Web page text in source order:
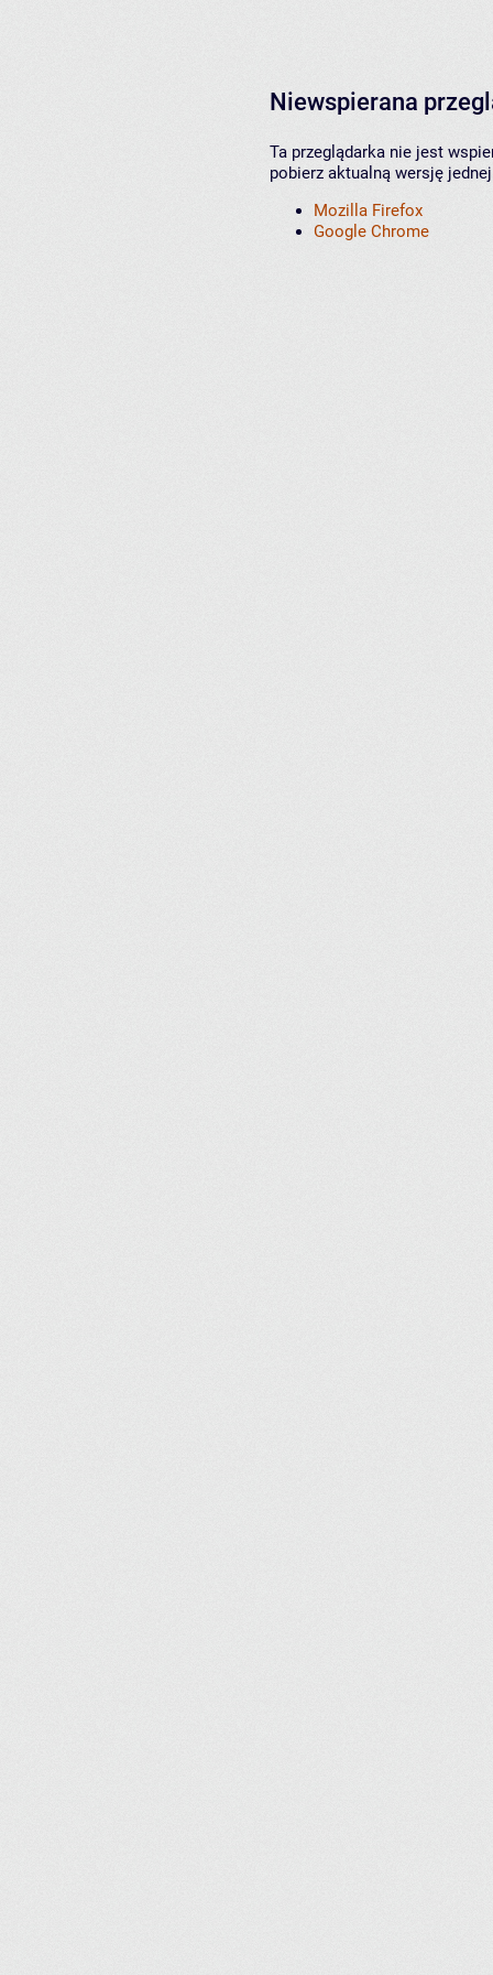
Niewspierana
Ta przeglądarka nie jest
pobierz aktualną wersję
Mozilla Firefox
Google Chrome